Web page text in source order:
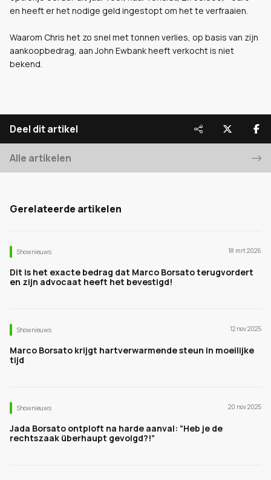
en heeft er het nodige geld ingestopt om het te verfraaien.
Waarom Chris het zo snel met tonnen verlies, op basis van zijn
aankoopbedrag, aan John Ewbank heeft verkocht is niet
bekend.
Deel dit artikel
Alle artikelen
Gerelateerde artikelen
Shownieuws 18 mrt 2026
Dit is het exacte bedrag dat Marco Borsato terugvordert
en zijn advocaat heeft het bevestigd!
Shownieuws 12 nov 2025
Marco Borsato krijgt hartverwarmende steun in moeilijke
tijd
Shownieuws 20 nov 2025
Jada Borsato ontploft na harde aanval: “Heb je de
rechtszaak überhaupt gevolgd?!”